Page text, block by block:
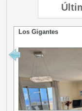
Los Gigantes